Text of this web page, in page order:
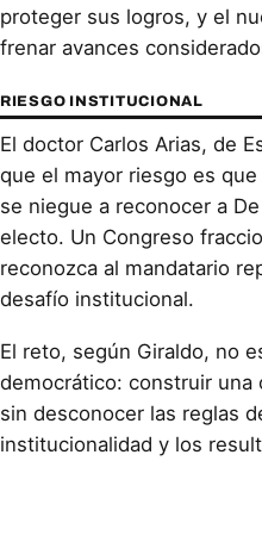
proteger sus logros, y el
frenar avances
RIESGO INSTITUCIONAL
El doctor Carlos Arias, de
que el mayor riesgo es
se niegue a reconocer a
electo. Un Congreso
reconozca al mandatario
desafío institucional.
El reto, según Giraldo, no
democrático: construir
sin desconocer las reglas
institucionalidad y los